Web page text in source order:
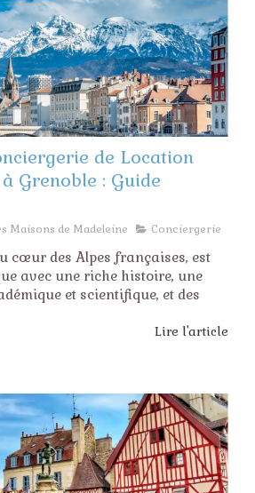
de Location
Grenoble : Guide
Maisons de Madeleine Conciergerie
cœur des Alpes françaises, est
avec une riche histoire, une
et scientifique, et des
Lire l'article